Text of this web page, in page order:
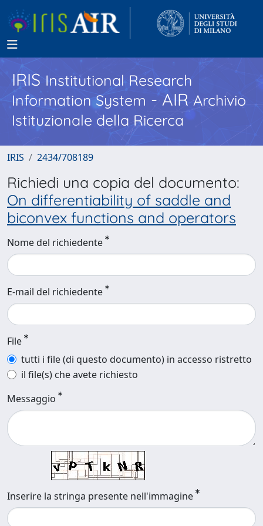
IRISInstitutional Research
Information System - AIR Archivio
Istituzionale della Ricerca
IRIS 2434/708189
Richiedi una copia del documento:
On differentiability of saddle and
biconvex functions and operators
Nome del richiedente
E-mail del richiedente
File
tutti i file (di questo documento) in accesso ristretto
il file(s) che avete richiesto
Messaggio
Inserire la stringa presente nell'immagine